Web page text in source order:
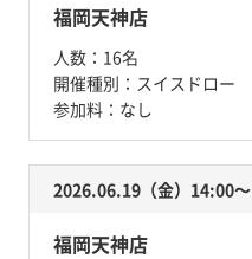
福岡天神店
人数： 16名
開催種別： スイスドロー
参加料： なし
2026.06.19（金）14:00〜
福岡天神店